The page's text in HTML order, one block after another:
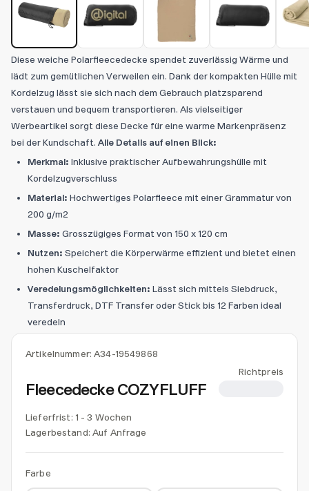
Artikelnummer:A34-19549868
Fleecedecke COZYFLUFF
Richtpreis
Lieferfrist: 1 - 3 Wochen
Lagerbestand: Auf Anfrage
Farbe
Diese weiche Polarfleecedecke spendet zuverlässig Wärme und
lädt zum gemütlichen Verweilen ein. Dank der kompakten Hülle mit
Kordelzug lässt sie sich nach dem Gebrauch platzsparend
verstauen und bequem transportieren. Als vielseitiger
Werbeartikel sorgt diese Decke für eine warme Markenpräsenz
bei der Kundschaft. Alle Details auf einen Blick:
Merkmal: Inklusive praktischer Aufbewahrungshülle mit
Kordelzugverschluss
Material: Hochwertiges Polarfleece mit einer Grammatur von
200 g/m2
Masse: Grosszügiges Format von 150 x 120 cm
Nutzen: Speichert die Körperwärme effizient und bietet einen
hohen Kuschelfaktor
Veredelungsmöglichkeiten: Lässt sich mittels Siebdruck,
Transferdruck, DTF Transfer oder Stick bis 12 Farben ideal
veredeln